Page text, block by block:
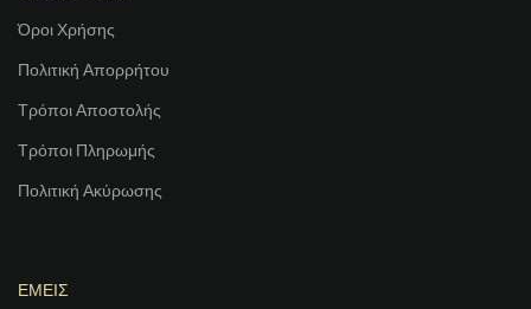
Όροι Χρήσης
Πολιτική Απορρήτου
Τρόποι Αποστολής
Τρόποι Πληρωμής
Πολιτική Ακύρωσης
ΕΜΕΙΣ